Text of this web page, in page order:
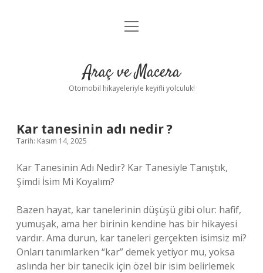
Anasayfa
Yasal Uyarı
menüyü
Araç ve Macera
Otomobil hikayeleriyle keyifli yolculuk!
Kar tanesinin adı nedir ?
Tarih: Kasım 14, 2025
Kar Tanesinin Adı Nedir? Kar Tanesiyle Tanıştık,
Şimdi İsim Mi Koyalım?
Bazen hayat, kar tanelerinin düşüşü gibi olur: hafif,
yumuşak, ama her birinin kendine has bir hikayesi
vardır. Ama durun, kar taneleri gerçekten isimsiz mi?
Onları tanımlarken “kar” demek yetiyor mu, yoksa
aslında her bir tanecik için özel bir isim belirlemek